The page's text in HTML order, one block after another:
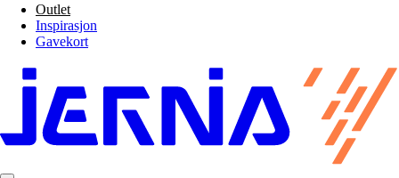
Outlet
Inspirasjon
Gavekort